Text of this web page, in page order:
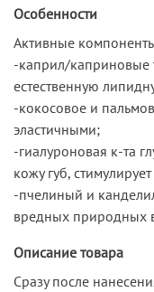
Особенности
Активные
-каприл/каприновые
естественную
-кокосовое и
эластичными;
-гиалуроновая к-та
кожу губ,
-пчелиный и
вредных природных
Описание товара
Сразу после